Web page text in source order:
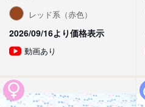
レッド系（赤色）
2026/09/16より価格表示
動画あり